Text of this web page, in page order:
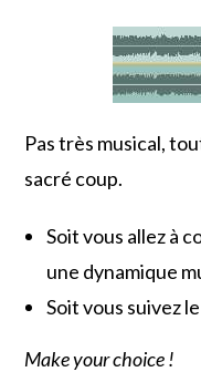
Pas très musical,
sacré coup.
Soit vous allez à
une dynamique
Soit vous suivez
Make your choice !